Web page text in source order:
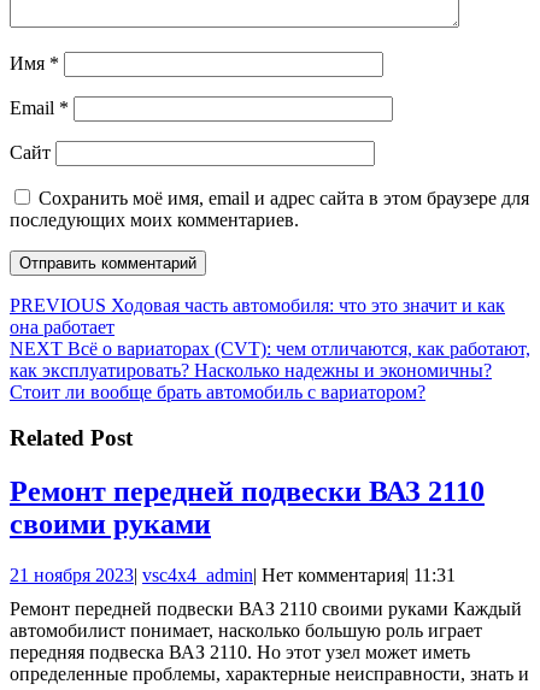
Имя *
Email *
Сайт
Сохранить моё имя, email и адрес сайта в этом браузере для
последующих моих комментариев.
Навигация
по
записям
PREVIOUS Предыдущая
запись:
Ходовая часть автомобиля: что это значит и как
она работает
NEXT Следующая
запись:
Всё о вариаторах (CVT): чем отличаются, как работают,
как эксплуатировать? Насколько надежны и экономичны?
Стоит ли вообще брать автомобиль с вариатором?
Related Post
Ремонт передней подвески ВАЗ 2110
своими рукамиРемонт
подвески
ВАЗ
2110
21 ноября 202321
2023
| vsc4x4_adminvsc4x4_admin
| Нет комментария| 11:31
Ремонт передней подвески ВАЗ 2110 своими руками Каждый
автомобилист понимает, насколько большую роль играет
передняя подвеска ВАЗ 2110. Но этот узел может иметь
определенные проблемы, характерные неисправности, знать и